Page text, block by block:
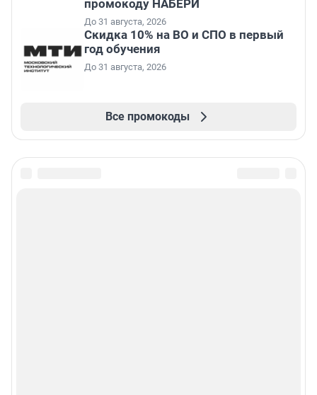
промокоду НАБЕРИ
До 31 августа, 2026
Скидка 10% на ВО и СПО в первый
год обучения
До 31 августа, 2026
Все промокоды